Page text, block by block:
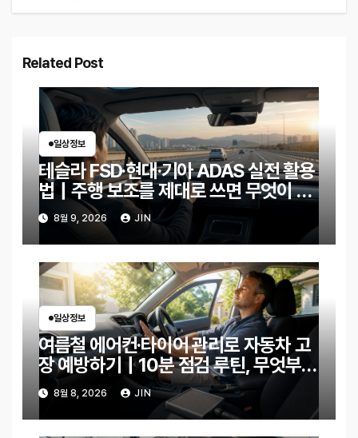
Related Post
일상정보
테슬라 FSD·현대·기아 ADAS 실전 활용
법｜주행 보조를 제대로 쓰면 무엇이 달
라질까?
8월 9, 2026 JIN
일상정보
여름철 에어컨·타이어 관리로 자동차 고
장 예방하기｜10분 점검 루틴, 무엇부터
확인할까?
8월 8, 2026 JIN